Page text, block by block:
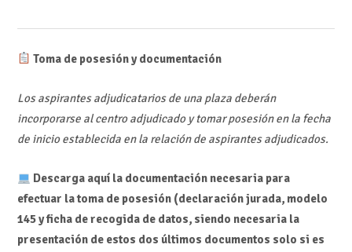
Toma de posesión y documentación
Los aspirantes adjudicatarios de una plaza deberán
incorporarse al centro adjudicado y tomar posesión en la fecha
de inicio establecida en la relación de aspirantes adjudicados.
Descarga aquí la documentación necesaria para
efectuar la toma de posesión (declaración jurada, modelo
145 y ficha de recogida de datos, siendo necesaria la
presentación de estos dos últimos documentos solo si es